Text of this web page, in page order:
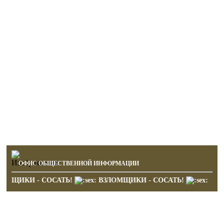
ОФИС ОБЩЕСТВЕННОЙ ИНФОРМАЦИИ
- СОСАТЬ! ВЗЛОМЩИКИ - СОСАТЬ!